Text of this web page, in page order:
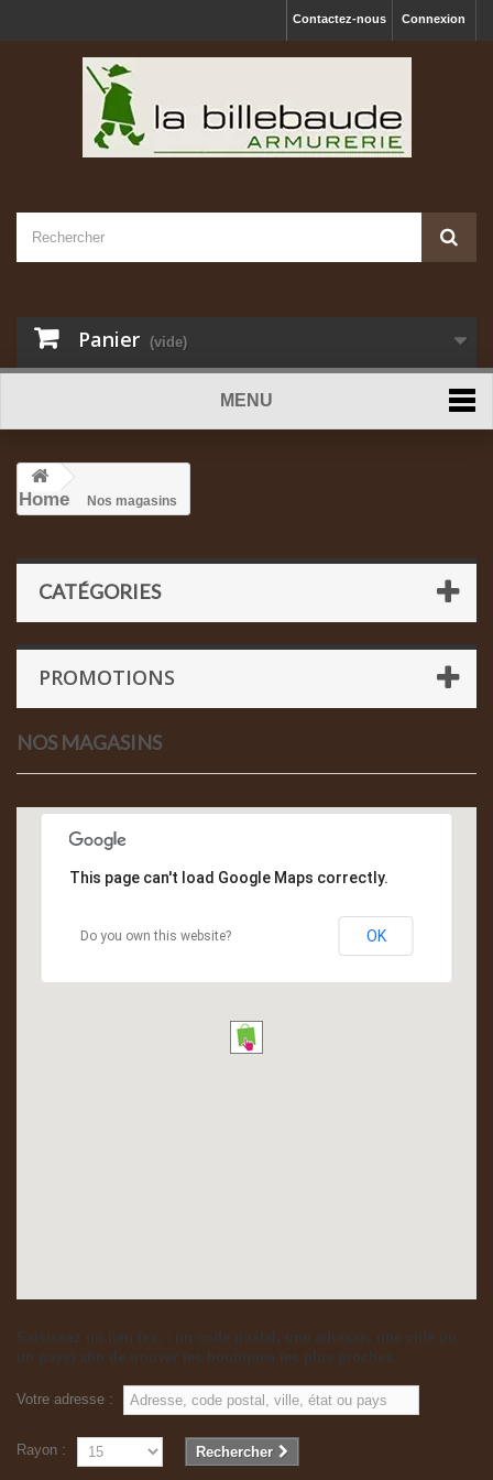
Connexion
Contactez-nous
Panier (vide)
MENU
Home Nos magasins
CATÉGORIES
PROMOTIONS
NOS MAGASINS
This page can't load Google Maps correctly.
Do you own this website? OK
Saisissez un lieu (ex. : un code postal, une adresse, une ville ou
Votre adresse :
Rayon : Rechercher